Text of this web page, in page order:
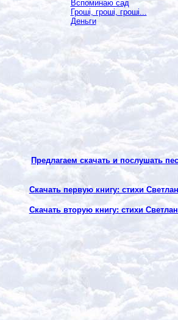
Вспоминаю сад
Гроші, гроші, гроші...
Деньги
Предлагаем скачать и послушать
Скачать первую книгу: стихи
Скачать вторую книгу: стихи